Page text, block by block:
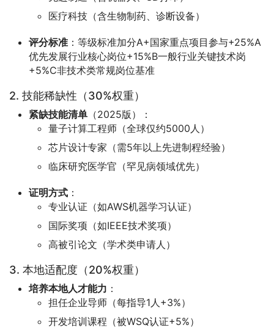
医疗科技（含生物制药、诊断设备）
评分标准 ：等级标准加分A+国家重点项目参与+25%A
优先发展行业核心岗位+15%B一般行业关键技术岗
+5%C非技术类常规岗位基准
2. 技能稀缺性（30%权重）
紧缺技能清单 （2025版）：
量子计算工程师（全球仅约5000人）
芯片设计专家（需5年以上先进制程经验）
临床研究医学官（罕见病领域优先）
证明方式 ：
专业认证（如AWS机器学习认证）
国际奖项（如IEEE技术奖项）
高被引论文（学术类申请人）
3. 本地适配度（20%权重）
培养本地人才能力 ：
担任企业导师（每指导1人+3%）
开发培训课程（被WSQ认证+5%）